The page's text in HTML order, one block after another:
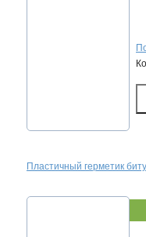
Пластичный герметик